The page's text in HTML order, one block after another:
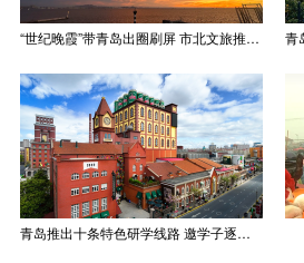
“世纪晚霞”带青岛出圈刷屏 市北文旅推出精品线路
青岛推出十条特色研学线路 邀学子逐梦深蓝探知山海